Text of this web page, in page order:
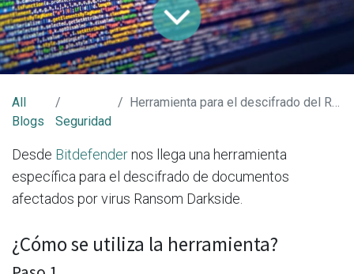
All
Blogs
Seguridad
Herramienta para el descifrado del Ransom Darkside
Desde Bitdefendernos llega una herramienta
específica para el descifrado de documentos
afectados por virus Ransom Darkside.
¿Cómo se utiliza la herramienta?